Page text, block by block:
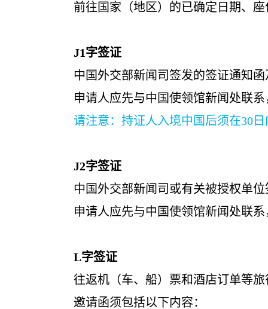
前往国家（地区）的已确定日期、座位
J1字签证
中国外交部新闻司签发的签证通知函及
申请人应先与中国使领馆新闻处联系，
请注意：持证人入境中国后须在30日内向
J2字签证
中国外交部新闻司或有关被授权单位签
申请人应先与中国使领馆新闻处联系，
L字签证
往返机（车、船）票和酒店订单等旅行计
邀请函须包括以下内容：